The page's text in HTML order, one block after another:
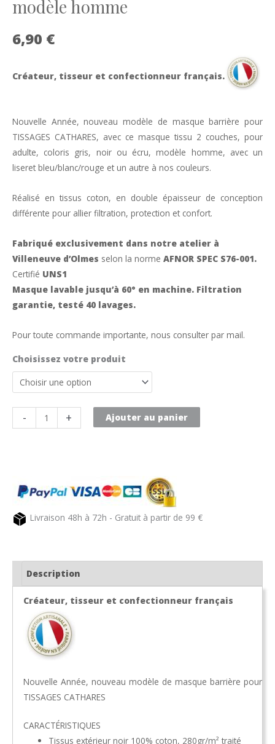
modèle homme
6,90 €
Créateur, tisseur et confectionneur français.
Nouvelle Année, nouveau modèle de masque barrière pour
TISSAGES CATHARES, avec ce masque tissu 2 couches, pour
adulte, coloris gris, noir ou écru, modèle homme, avec un
liseret bleu/blanc/rouge et un autre à nos couleurs.
Réalisé en tissus coton, en double épaisseur de conception
différente pour allier filtration, protection et confort.
Fabriqué exclusivement dans notre atelier à
Villeneuve d’Olmes selon la norme AFNOR SPEC S76-001.
Certifié UNS1
Masque lavable jusqu’à 60° en machine. Filtration
garantie, testé 40 lavages.
Pour toute commande importante, nous consulter par mail.
Choisissez votre produit
-
de
protection
pour
homme
+ Ajouter au panier
Livraison 48h à 72h - Gratuit à partir de 99 €
Description
Créateur, tisseur et confectionneur français
Nouvelle Année, nouveau modèle de masque barrière pour
TISSAGES CATHARES
CARACTÉRISTIQUES
Tissus extérieur noir 100% coton, 280gr/m² traité